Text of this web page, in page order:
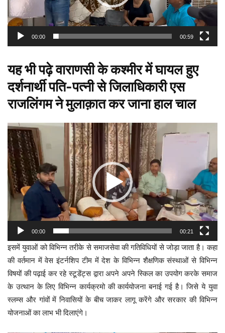
00:00 00:59
यह भी पढ़ेवाराणसी के कश्मीर में घायल हुए
दर्शनार्थी पति-पत्नी से जिलाधिकारी एस
राजलिंगम ने मुलाक़ात कर जाना हाल चाल
Video
Player
00:00 00:21
इसमें युवाओं को विभिन्न तरीके से समाजसेवा की गतिविधियों से जोड़ा जाता है। कहा
की वर्तमान में वेस इंटर्नशिप टीम में देश के विभिन्न शैक्षणिक संस्थाओं से विभिन्न
विषयों की पढ़ाई कर रहे स्टूडेंट्स द्वारा अपने अपने स्किल का उपयोग करके समाज
के उत्थान के लिए विभिन्न कार्यक्रमो की कार्ययोजना बनाई गई है। जिसे ये युवा
स्लम्स और गांवों में निवासियों के बीच जाकर लागू करेंगे और सरकार की विभिन्न
योजनाओं का लाभ भी दिलाएंगे।